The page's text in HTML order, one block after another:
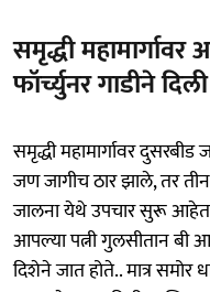
समृद्धी महामार्गावर
फॉर्च्युनर गाडीने
समृद्धी महामार्गावर
जण जागीच ठार झाले, तर
जालना येथे उपचार सुरू
आपल्या पत्नी गुलसीतान
दिशेने जात होते.. मात्र समोर